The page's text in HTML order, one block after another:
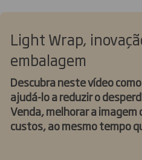
Light Wrap,
embalagem
Descubra neste vídeo
ajudá-lo a reduzir o
Venda, melhorar a imagem
custos, ao mesmo tempo